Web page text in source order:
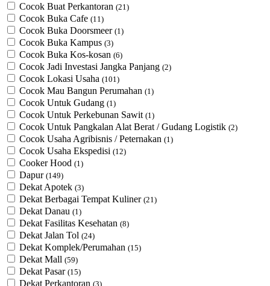
Cocok Buat Perkantoran (21)
Cocok Buka Cafe (11)
Cocok Buka Doorsmeer (1)
Cocok Buka Kampus (3)
Cocok Buka Kos-kosan (6)
Cocok Jadi Investasi Jangka Panjang (2)
Cocok Lokasi Usaha (101)
Cocok Mau Bangun Perumahan (1)
Cocok Untuk Gudang (1)
Cocok Untuk Perkebunan Sawit (1)
Cocok Untuk ​Pangkalan Alat Berat / Gudang Logistik (2)
Cocok Usaha Agribisnis / Peternakan (1)
Cocok Usaha Ekspedisi (12)
Cooker Hood (1)
Dapur (149)
Dekat Apotek (3)
Dekat Berbagai Tempat Kuliner (21)
Dekat Danau (1)
Dekat Fasilitas Kesehatan (8)
Dekat Jalan Tol (24)
Dekat Komplek/Perumahan (15)
Dekat Mall (59)
Dekat Pasar (15)
Dekat Perkantoran (3)